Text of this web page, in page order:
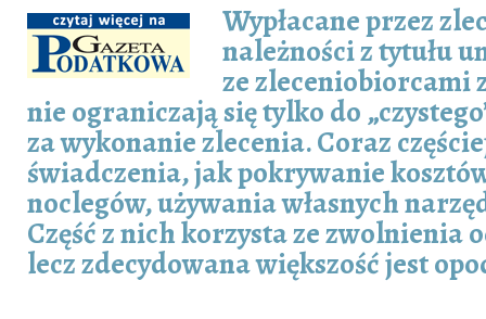
Wypłacane przez
należności z tytułu
ze zleceniobiorcami
nie ograniczają się tylko do
za wykonanie zlecenia. Coraz
świadczenia, jak pokrywanie
noclegów, używania własnych
Część z nich korzysta ze zwolnienia
lecz zdecydowana większość jest